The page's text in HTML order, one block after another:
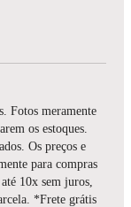
Fotos meramente
os estoques.
Os preços e
para compras
10x sem juros,
*Frete grátis